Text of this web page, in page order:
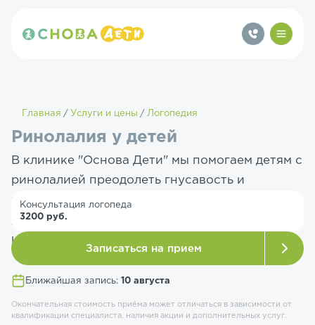
Главная Услуги и цены Логопедия
Ринолалия у детей
В клинике "Основа Дети" мы помогаем детям с
ринолалией преодолеть гнусавость и
нарушение звукопроизношения. Мы
учитываем форму ринолалии подбираем
индивидуальную программу коррекции.
Ближайшая запись: 10 августа
Консультация логопеда
3200 руб.
Записаться на прием
Окончательная стоимость приёма может отличаться в зависимости от
квалификации специалиста, наличия акции и дополнительных услуг.